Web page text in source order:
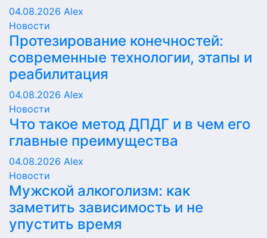
04.08.2026 Alex
Новости
Протезирование конечностей:
современные технологии, этапы и
реабилитация
04.08.2026 Alex
Новости
Что такое метод ДПДГ и в чем его
главные преимущества
04.08.2026 Alex
Новости
Мужской алкоголизм: как
заметить зависимость и не
упустить время